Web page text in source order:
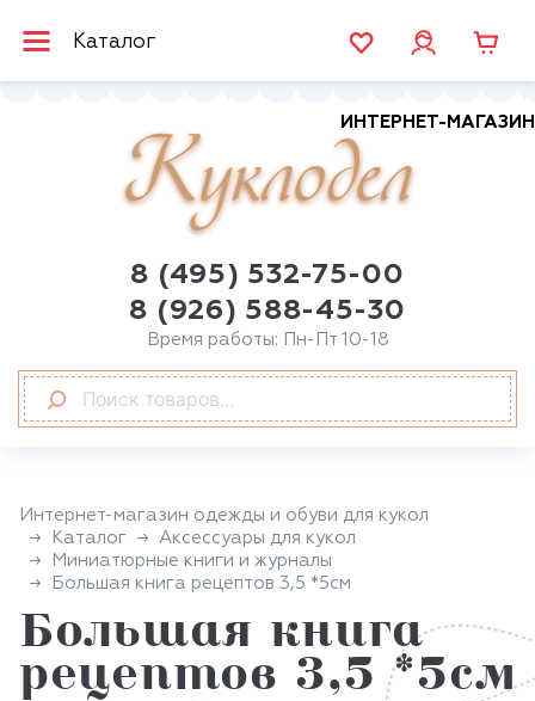
Каталог
ИНТЕРНЕТ-МАГАЗИН
Куклодел
8 (495) 532-75-00
8 (926) 588-45-30
Время работы: Пн-Пт 10-18
Интернет-магазин одежды и обуви для кукол
Каталог
Аксессуары для кукол
Миниатюрные книги и журналы
Большая книга рецептов 3,5 *5см
Большая книга
рецептов 3,5 *5см